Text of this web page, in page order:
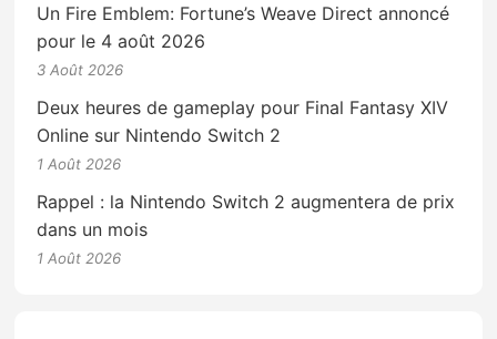
Un Fire Emblem: Fortune’s Weave Direct annoncé
pour le 4 août 2026
3 Août 2026
Deux heures de gameplay pour Final Fantasy XIV
Online sur Nintendo Switch 2
1 Août 2026
Rappel : la Nintendo Switch 2 augmentera de prix
dans un mois
1 Août 2026